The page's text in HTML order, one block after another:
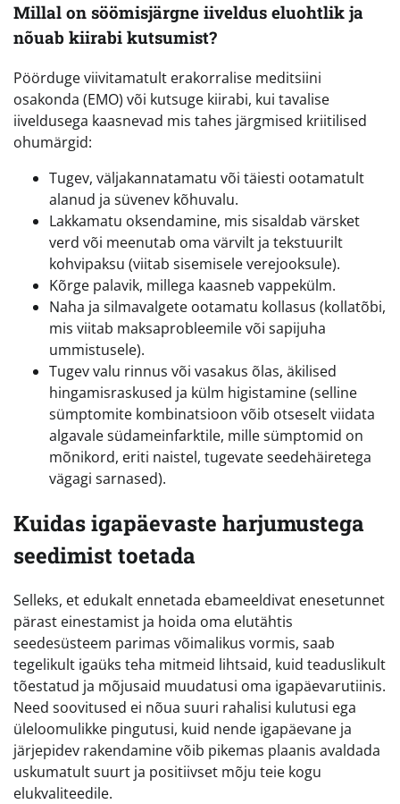
Millal on söömisjärgne iiveldus eluohtlik ja
nõuab kiirabi kutsumist?
Pöörduge viivitamatult erakorralise meditsiini
osakonda (EMO) või kutsuge kiirabi, kui tavalise
iiveldusega kaasnevad mis tahes järgmised kriitilised
ohumärgid:
Tugev, väljakannatamatu või täiesti ootamatult
alanud ja süvenev kõhuvalu.
Lakkamatu oksendamine, mis sisaldab värsket
verd või meenutab oma värvilt ja tekstuurilt
kohvipaksu (viitab sisemisele verejooksule).
Kõrge palavik, millega kaasneb vappekülm.
Naha ja silmavalgete ootamatu kollasus (kollatõbi,
mis viitab maksaprobleemile või sapijuha
ummistusele).
Tugev valu rinnus või vasakus õlas, äkilised
hingamisraskused ja külm higistamine (selline
sümptomite kombinatsioon võib otseselt viidata
algavale südameinfarktile, mille sümptomid on
mõnikord, eriti naistel, tugevate seedehäiretega
vägagi sarnased).
Kuidas igapäevaste harjumustega
seedimist toetada
Selleks, et edukalt ennetada ebameeldivat enesetunnet
pärast einestamist ja hoida oma elutähtis
seedesüsteem parimas võimalikus vormis, saab
tegelikult igaüks teha mitmeid lihtsaid, kuid teaduslikult
tõestatud ja mõjusaid muudatusi oma igapäevarutiinis.
Need soovitused ei nõua suuri rahalisi kulutusi ega
üleloomulikke pingutusi, kuid nende igapäevane ja
järjepidev rakendamine võib pikemas plaanis avaldada
uskumatult suurt ja positiivset mõju teie kogu
elukvaliteedile.